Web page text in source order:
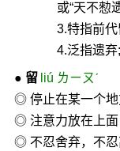
或“天不愸
3.特指前代
4.泛指遗弃;
● 留 liú ㄌㄧㄡˊ
◎ 停止在某一个地
◎ 注意力放在上面
◎ 不忍舍弃，不忍